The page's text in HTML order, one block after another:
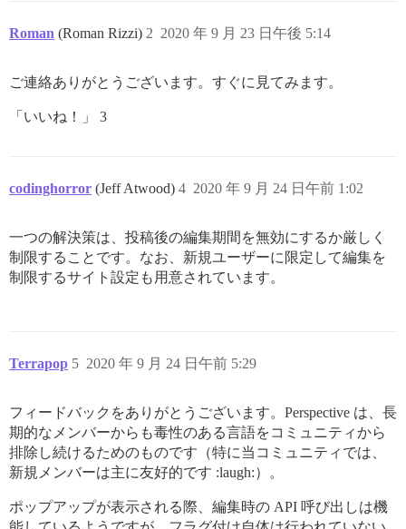
Roman (Roman Rizzi) 2020 年 9 月 23 日午後 5:14
2
ご連絡ありがとうございます。すぐに見てみます。
「いいね！」 3
codinghorror (Jeff Atwood) 2020 年 9 月 24 日午前 1:02
4
一つの解決策は、投稿後の編集期間を無効にするか厳しく
制限することです。なお、新規ユーザーに限定して編集を
制限するサイト設定も用意されています。
Terrapop 2020 年 9 月 24 日午前 5:29
5
フィードバックをありがとうございます。Perspective は、長
期的なメンバーからも毒性のある言語をコミュニティから
排除し続けるためのものです（特に当コミュニティでは、
新規メンバーは主に友好的です :laugh:）。
ポップアップが表示される際、編集時の API 呼び出しは機